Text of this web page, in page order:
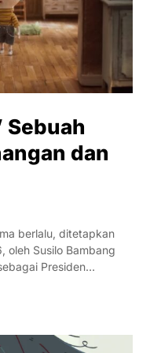
Sebuah
dan
berlalu, ditetapkan
oleh Susilo Bambang
Presiden…